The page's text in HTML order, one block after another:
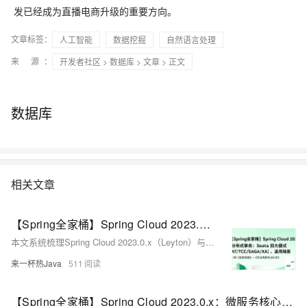
发已经成为直播电商升级的重要方向。
文章标签： 人工智能 数据挖掘
自然语言处理
来 源：
开发者社区 > 数据库 > 文章 > 正文
数据库
相关文章
【Spring全家桶】Spring Cloud 2023.0.x：分布式事务：Seata 四大模式（AT/TCC/SAGA/XA）、适用场景（附《思维导图》+《面试高频考点清单》）
本文系统梳理Spring Cloud 2023.0.x（Leyton）与Seata分布式事务的深度集成，涵盖AT/TCC/SAGA/XA四大模式原理、多维对比、场景选型及高可用实践，助力微服务数据一致性落地。
来一杯热Java 511
【Spring全家桶】Spring Cloud 2023.0.x：微服务核心理论、CAP/BASE定理（附《思维导图》+《面试高频考点清单》）